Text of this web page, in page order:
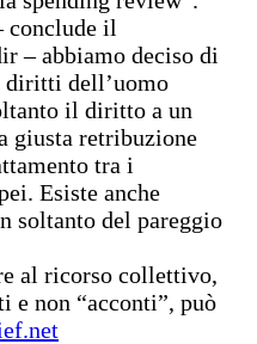
conclude il
– abbiamo deciso di
diritti dell’uomo
il diritto a un
giusta retribuzione
tra i
Esiste anche
soltanto del pareggio
al ricorso collettivo,
e non “acconti”, può